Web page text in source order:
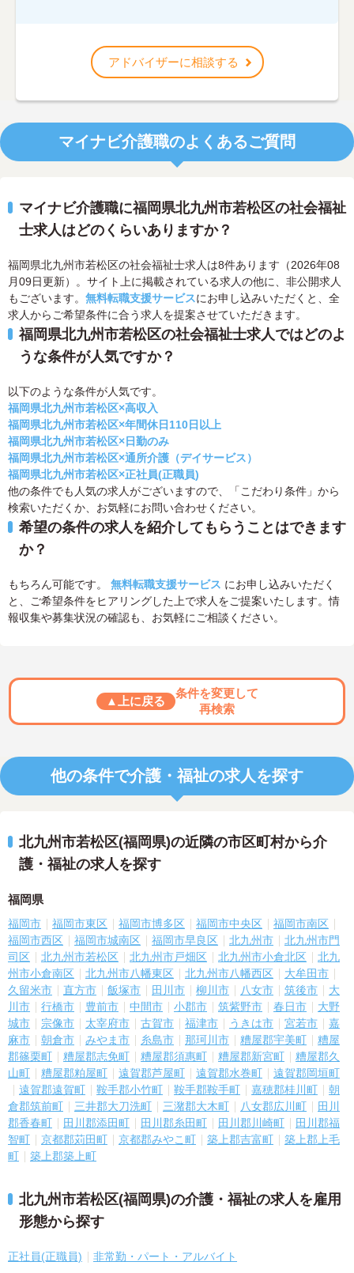
アドバイザーに相談する
マイナビ介護職のよくあるご質問
マイナビ介護職に福岡県北九州市若松区の社会福祉
士求人はどのくらいありますか？
福岡県北九州市若松区の社会福祉士求人は8件あります（2026年08
月09日更新）。サイト上に掲載されている求人の他に、非公開求人
もございます。 無料転職支援サービスにお申し込みいただくと、全
求人からご希望条件に合う求人を提案させていただきます。
福岡県北九州市若松区の社会福祉士求人ではどのよ
うな条件が人気ですか？
以下のような条件が人気です。
福岡県北九州市若松区×高収入
福岡県北九州市若松区×年間休日110日以上
福岡県北九州市若松区×日勤のみ
福岡県北九州市若松区×通所介護（デイサービス）
福岡県北九州市若松区×正社員(正職員)
他の条件でも人気の求人がございますので、「こだわり条件」から
検索いただくか、お気軽にお問い合わせください。
希望の条件の求人を紹介してもらうことはできます
か？
もちろん可能です。 無料転職支援サービス にお申し込みいただく
と、ご希望条件をヒアリングした上で求人をご提案いたします。情
報収集や募集状況の確認も、お気軽にご相談ください。
▲上に戻る
条件を変更して
再検索
他の条件で介護・福祉の求人を探す
北九州市若松区(福岡県)の近隣の市区町村から介
護・福祉の求人を探す
福岡県
福岡市 福岡市東区 福岡市博多区 福岡市中央区
福岡市南区
福岡市西区
福岡市城南区 福岡市早良区 北九州市
北九州市門
司区
北九州市若松区 北九州市戸畑区 北九州市小倉北区
北九
州市小倉南区
北九州市八幡東区 北九州市八幡西区
大牟田市
久留米市
直方市 飯塚市 田川市 柳川市 八女市 筑後市
大
川市
行橋市 豊前市 中間市 小郡市 筑紫野市 春日市
大野
城市
宗像市 太宰府市 古賀市 福津市 うきは市 宮若市
嘉
麻市
朝倉市 みやま市 糸島市 那珂川市 糟屋郡宇美町
糟屋
郡篠栗町
糟屋郡志免町 糟屋郡須惠町 糟屋郡新宮町
糟屋郡久
山町
糟屋郡粕屋町 遠賀郡芦屋町 遠賀郡水巻町
遠賀郡岡垣町
遠賀郡遠賀町
鞍手郡小竹町 鞍手郡鞍手町 嘉穂郡桂川町
朝
倉郡筑前町
三井郡大刀洗町 三潴郡大木町 八女郡広川町
田川
郡香春町
田川郡添田町 田川郡糸田町 田川郡川崎町
田川郡福
智町
京都郡苅田町 京都郡みやこ町 築上郡吉富町
築上郡上毛
町
築上郡築上町
北九州市若松区(福岡県)の介護・福祉の求人を雇用
形態から探す
正社員(正職員) 非常勤・パート・アルバイト